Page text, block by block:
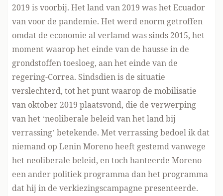
2019 is voorbij. Het land van 2019 was het Ecuador
van voor de pandemie. Het werd enorm getroffen
omdat de economie al verlamd was sinds 2015, het
moment waarop het einde van de hausse in de
grondstoffen toesloeg, aan het einde van de
regering-Correa. Sindsdien is de situatie
verslechterd, tot het punt waarop de mobilisatie
van oktober 2019 plaatsvond, die de verwerping
van het ‘neoliberale beleid van het land bij
verrassing’ betekende. Met verrassing bedoel ik dat
niemand op Lenin Moreno heeft gestemd vanwege
het neoliberale beleid, en toch hanteerde Moreno
een ander politiek programma dan het programma
dat hij in de verkiezingscampagne presenteerde.